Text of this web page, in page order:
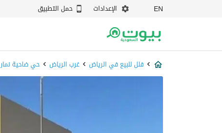
EN الإعدادات حمل التطبيق
فلل للبيع في الرياض غرب الرياض حي ضاحية نمار